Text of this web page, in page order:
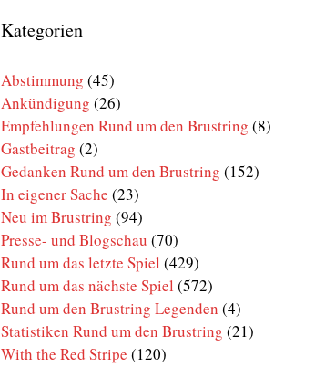
den
Brustring
Kategorien
Abstimmung (45)
Ankündigung (26)
Empfehlungen Rund um den Brustring (8)
Gastbeitrag (2)
Gedanken Rund um den Brustring (152)
In eigener Sache (23)
Neu im Brustring (94)
Presse- und Blogschau (70)
Rund um das letzte Spiel (429)
Rund um das nächste Spiel (572)
Rund um den Brustring Legenden (4)
Statistiken Rund um den Brustring (21)
With the Red Stripe (120)